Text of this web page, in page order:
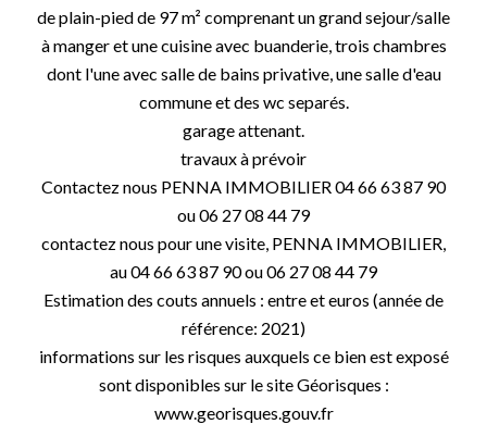
de plain-pied de 97 m² comprenant un grand sejour/salle
à manger et une cuisine avec buanderie, trois chambres
dont l'une avec salle de bains privative, une salle d'eau
commune et des wc separés.
garage attenant.
travaux à prévoir
Contactez nous PENNA IMMOBILIER 04 66 63 87 90
ou 06 27 08 44 79
contactez nous pour une visite, PENNA IMMOBILIER,
au 04 66 63 87 90 ou 06 27 08 44 79
Estimation des couts annuels : entre et euros (année de
référence: 2021)
informations sur les risques auxquels ce bien est exposé
sont disponibles sur le site Géorisques :
www.georisques.gouv.fr